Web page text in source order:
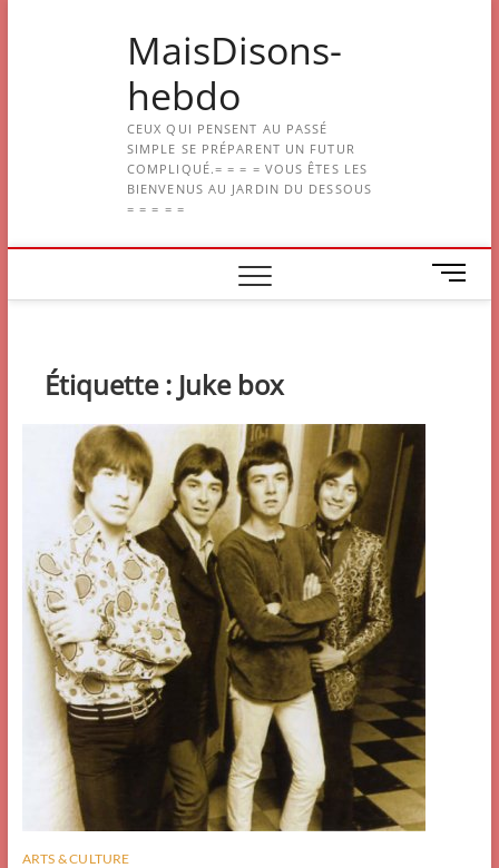
MaisDisons-
hebdo
CEUX QUI PENSENT AU PASSÉ
SIMPLE SE PRÉPARENT UN FUTUR
COMPLIQUÉ.= = = = VOUS ÊTES LES
BIENVENUS AU JARDIN DU DESSOUS
= = = = =
M
e
Étiquette : Juke box
ARTS & CULTURE